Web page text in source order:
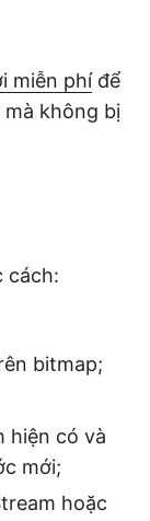
miễn phíđể
không bị
cách:
bitmap;
hiện có và
mới;
hoặc